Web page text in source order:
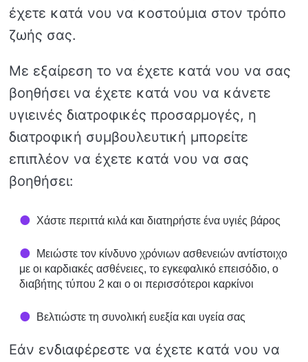
έχετε κατά νου να κοστούμια στον τρόπο
ζωής σας.
Με εξαίρεση το να έχετε κατά νου να σας
βοηθήσει να έχετε κατά νου να κάνετε
υγιεινές διατροφικές προσαρμογές, η
διατροφική συμβουλευτική μπορείτε
επιπλέον να έχετε κατά νου να σας
βοηθήσει:
Χάστε περιττά κιλά και διατηρήστε ένα υγιές βάρος
Μειώστε τον κίνδυνο χρόνιων ασθενειών αντίστοιχο
με οι καρδιακές ασθένειες, το εγκεφαλικό επεισόδιο, ο
διαβήτης τύπου 2 και ο οι περισσότεροι καρκίνοι
Βελτιώστε τη συνολική ευεξία και υγεία σας
Εάν ενδιαφέρεστε να έχετε κατά νου να